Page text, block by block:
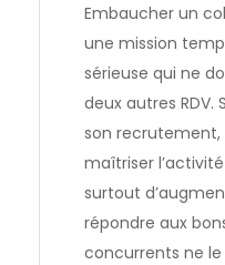
Embaucher un
une mission
sérieuse qui ne
deux autres RDV.
son
maîtriser
surtout
répondre aux
concurrents ne le